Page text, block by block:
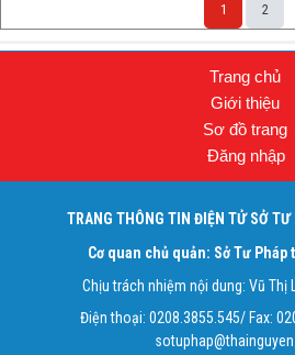
1 2
Trang chủ
Giới thiệu
Sơ đồ trang
Đăng nhập
TRANG THÔNG TIN ĐIỆN TỬ SỞ TƯ
Cơ quan chủ quản: Sở Tư
Chịu trách nhiệm nội dung: Vũ Thị
Điện thoại: 0208.3855.545/ Fax: